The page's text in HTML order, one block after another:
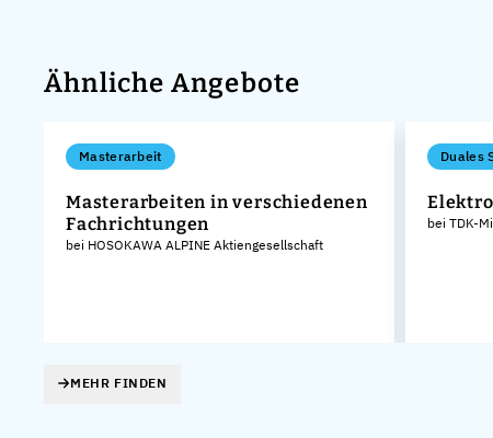
Ähnliche Angebote
Masterarbeit
Masterarbeiten in verschiedenen
Fachrichtungen
bei HOSOKAWA ALPINE Aktiengesellschaft
Duales
bei TDK-
MEHR FINDEN